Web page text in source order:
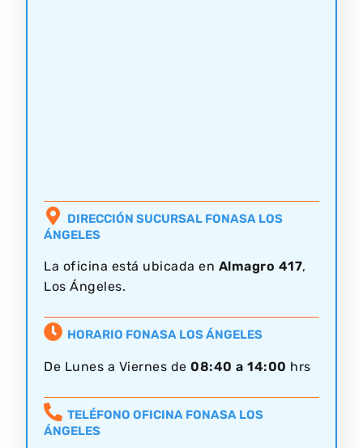
DIRECCIÓN SUCURSAL FONASA LOS
ÁNGELES
La oficina está ubicada en Almagro 417,
Los Ángeles.
HORARIO FONASA LOS ÁNGELES
De Lunes a Viernes de 08:40 a 14:00 hrs
TELÉFONO OFICINA FONASA LOS
ÁNGELES